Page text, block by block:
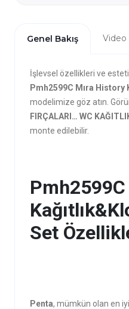
Genel Bakış Video
İşlevsel özellikleri ve
Pmh2599C Mıra History
modelimize göz atın.
FIRÇALARI… WC
monte edilebilir.
Set
Penta, mümkün olan en